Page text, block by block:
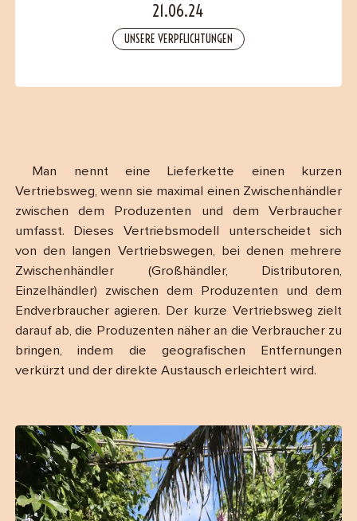
21.06.24
UNSERE VERPFLICHTUNGEN
Man nennt eine Lieferkette einen kurzen
Vertriebsweg, wenn sie maximal einen Zwischenhändler
zwischen dem Produzenten und dem Verbraucher
umfasst. Dieses Vertriebsmodell unterscheidet sich
von den langen Vertriebswegen, bei denen mehrere
Zwischenhändler (Großhändler, Distributoren,
Einzelhändler) zwischen dem Produzenten und dem
Endverbraucher agieren. Der kurze Vertriebsweg zielt
darauf ab, die Produzenten näher an die Verbraucher zu
bringen, indem die geografischen Entfernungen
verkürzt und der direkte Austausch erleichtert wird.